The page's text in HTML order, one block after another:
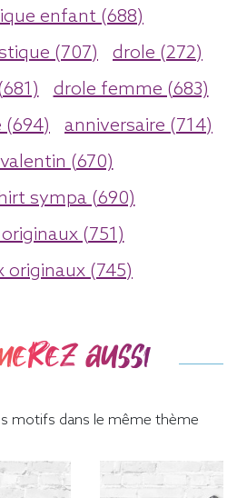
enfant (688)
(707)
drole (272)
drole femme (683)
(694)
anniversaire (714)
(670)
sympa (690)
(751)
originaux (745)
aussi
motifs dans le même thème